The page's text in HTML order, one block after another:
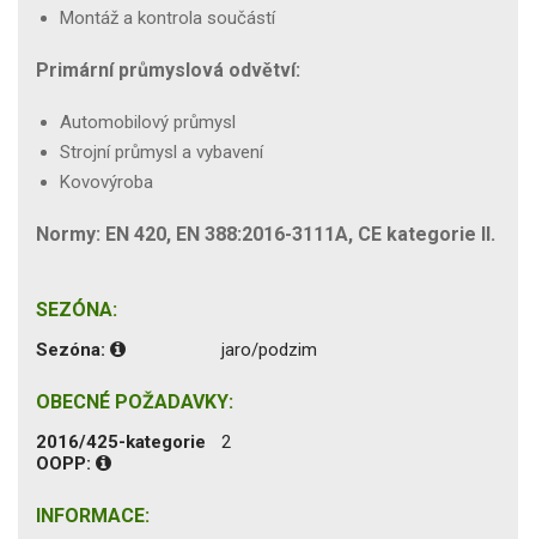
Montáž a kontrola součástí
Primární průmyslová odvětví:
Automobilový průmysl
Strojní průmysl a vybavení
Kovovýroba
Normy: EN 420, EN 388:2016-3111A, CE kategorie II.
SEZÓNA:
Sezóna: jaro/podzim
OBECNÉ POŽADAVKY:
2016/425-kategorie
OOPP:
2
INFORMACE: